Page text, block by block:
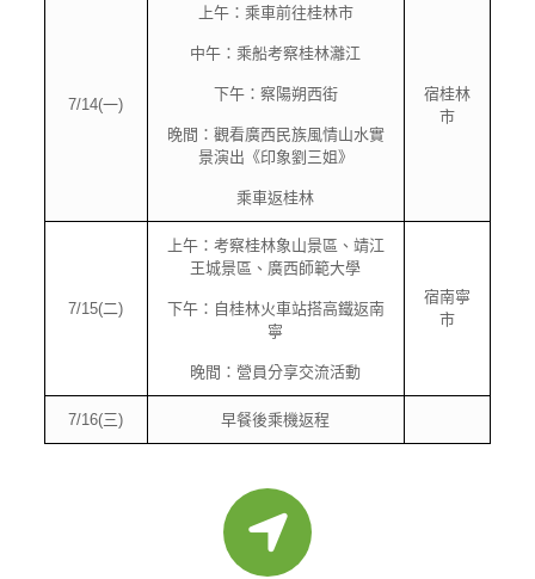
7/14(一)
上午：乘車前往桂林市
中午：乘船考察桂林灕江
下午：察陽朔西街
晚間：觀看廣西民族風情山水實
景演出《印象劉三姐》
乘車返桂林
宿桂林
市
7/15(二)
上午：考察桂林象山景區、靖江
王城景區、廣西師範大學
下午：自桂林火車站搭高鐵返南
寧
晚間：營員分享交流活動
宿南寧
市
7/16(三) 早餐後乘機返程